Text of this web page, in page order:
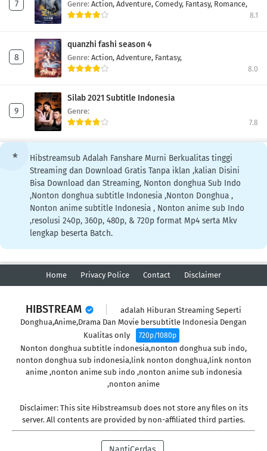
Genre: Action, Adventure, Comedy, Fantasy, Romance,
8.1
quanzhi fashi season 4
Genre: Action, Adventure, Fantasy,
8.0
Silab 2021 Subtitle Indonesia
Genre:
7.8
Hibstreamsub Adalah Fanshare Murni Berkualitas tinggi
Streaming dan Download Gratis Tanpa iklan ,kalian Disini
Bisa Download dan Streaming, Nonton donghua Sub Indo
,Nonton donghua subtitle Indonesia ,Nonton Donghua ,
Nonton anime subtitle Indonesia , Nonton anime sub Indo
,resolusi 240p, 360p, 480p, & 720p format Mp4 serta Mkv
lengkap beserta Batch.
Home Privacy Police Contact Disclaimer
HIBSTREAM
adalah Hiburan Streaming Seperti
Donghua,Anime,Drama Dan Movie bersubtitle Indonesia Dengan
Kualitas only
720p/1080p
Nonton donghua subtitle indonesia,nonton donghua sub indo,
nonton donghua sub indonesia,link nonton donghua,link nonton
anime ,nonton anime sub indo ,nonton anime sub indonesia
,nonton anime
Disclaimer: This site Hibstreamsub does not store any files on its
server. All contents are provided by non-affiliated third parties.